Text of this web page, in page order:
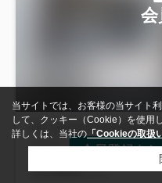
会
会員登録を
当サイトでは、お客様の当サイト
して、クッキー（Cookie）を使用
詳しくは、当社の「Cookieの取扱